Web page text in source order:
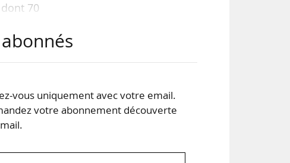
70
vous uniquement avec votre email.
votre abonnement découverte